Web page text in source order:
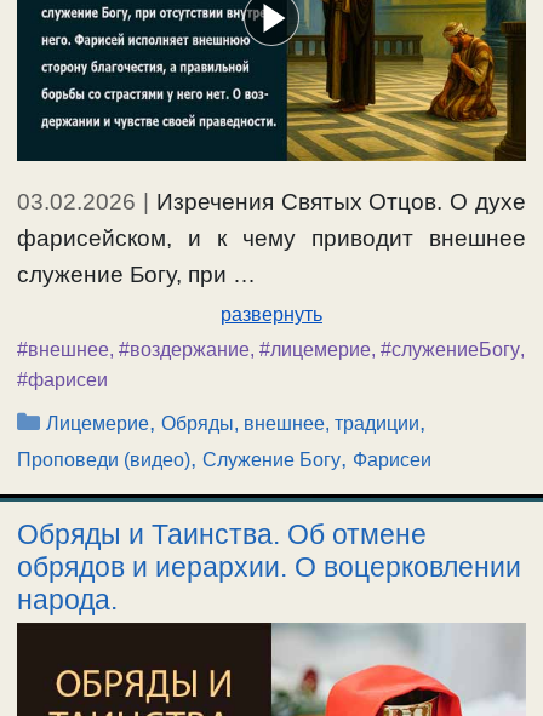
03.02.2026 | Изречения Святых Отцов. О духе
фарисейском, и к чему приводит внешнее
служение Богу, при …
развернуть
#внешнее, #воздержание, #лицемерие, #служениеБогу,
#фарисеи
Рубрики
Лицемерие,Обряды, внешнее, традиции,
Проповеди (видео), Служение Богу, Фарисеи
Обряды и Таинства. Об отмене
обрядов и иерархии. О воцерковлении
народа.